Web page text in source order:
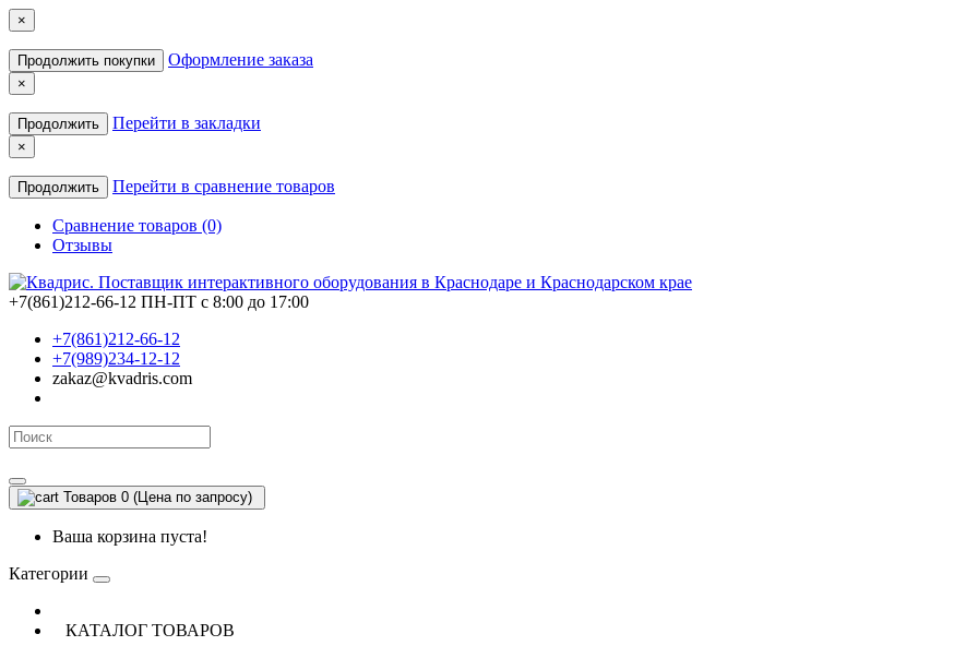
×
Продолжить покупки Оформление заказа
×
Продолжить Перейти в закладки
×
Продолжить Перейти в сравнение товаров
Сравнение товаров (0)
Отзывы
+7(861)212-66-12 ПН-ПТ с 8:00 до 17:00
+7(861)212-66-12
+7(989)234-12-12
zakaz@kvadris.com
Товаров 0 (Цена по запросу)
Ваша корзина пуста!
Категории
КАТАЛОГ ТОВАРОВ